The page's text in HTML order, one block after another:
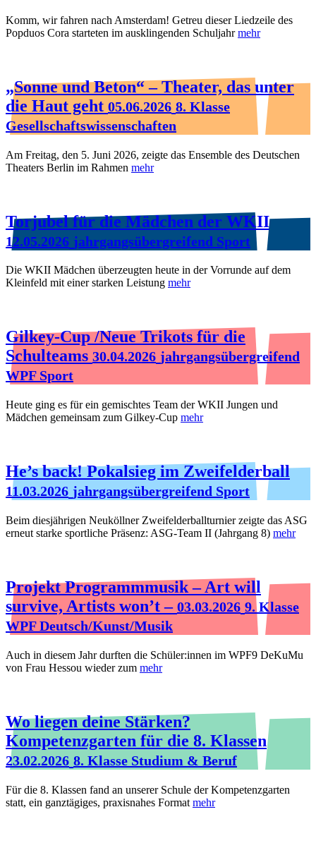
Komm, wir fahren nach Amsterdam! Getreu dieser Liedzeile des
Popduos Cora starteten im ausklingenden Schuljahrmehr
„Sonne und Beton“ – Theater, das unter
die Haut geht 05.06.2026 8. Klasse
Gesellschaftswissenschaften
Am Freitag, den 5. Juni 2026, zeigte das Ensemble des Deutschen
Theaters Berlin im Rahmen mehr
Torjubel für die Mädchen der WKII
12.05.2026 jahrgangsübergreifend Sport
Die WKII Mädchen überzeugten heute in der Vorrunde auf dem
Kleinfeld mit einer starken Leistung mehr
Gilkey-Cup /Neue Trikots für die
Schulteams 30.04.2026 jahrgangsübergreifend
WPF Sport
Heute ging es für ein gemischtes Team der WKII Jungen und
Mädchen gemeinsam zum Gilkey-Cup mehr
He’s back! Pokalsieg im Zweifelderball
11.03.2026 jahrgangsübergreifend Sport
Beim diesjährigen Neuköllner Zweifelderballturnier zeigte das ASG
erneut starke sportliche Präsenz: ASG‑Team II (Jahrgang 8) mehr
Projekt Programmmusik – Art will
survive, Artists won’t – 03.03.2026 9. Klasse
WPF Deutsch/Kunst/Musik
Auch in diesem Jahr durften die Schüler:innen im WPF9 DeKuMu
von Frau Hessou wieder zum mehr
Wo liegen deine Stärken?
Kompetenzgarten für die 8. Klassen
23.02.2026 8. Klasse Studium & Beruf
Für die 8. Klassen fand an unserer Schule der Kompetenzgarten
statt, ein ganztägiges, praxisnahes Format mehr